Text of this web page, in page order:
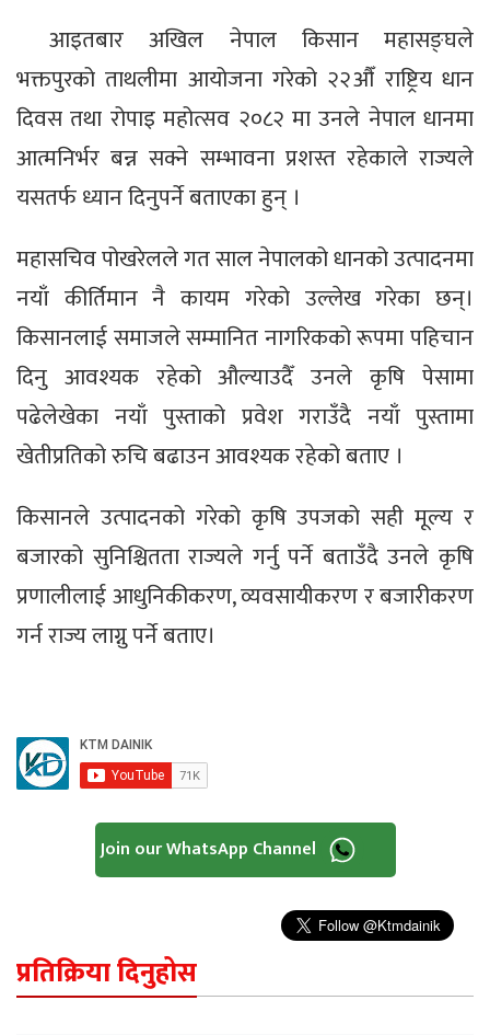
आइतबार अखिल नेपाल किसान महासङ्घले
भक्तपुरको ताथलीमा आयोजना गरेको २२औँ राष्ट्रिय धान
दिवस तथा रोपाइ महोत्सव २०८२ मा उनले नेपाल धानमा
आत्मनिर्भर बन्न सक्ने सम्भावना प्रशस्त रहेकाले राज्यले
यसतर्फ ध्यान दिनुपर्ने बताएका हुन् ।
महासचिव पोखरेलले गत साल नेपालको धानको उत्पादनमा
नयाँ कीर्तिमान नै कायम गरेको उल्लेख गरेका छन्।
किसानलाई समाजले सम्मानित नागरिकको रूपमा पहिचान
दिनु आवश्यक रहेको औल्याउदैँ उनले कृषि पेसामा
पढेलेखेका नयाँ पुस्ताको प्रवेश गराउँदै नयाँ पुस्तामा
खेतीप्रतिको रुचि बढाउन आवश्यक रहेको बताए ।
किसानले उत्पादनको गरेको कृषि उपजको सही मूल्य र
बजारको सुनिश्चितता राज्यले गर्नु पर्ने बताउँदै उनले कृषि
प्रणालीलाई आधुनिकीकरण, व्यवसायीकरण र बजारीकरण
गर्न राज्य लाग्नु पर्ने बताए।
Join our WhatsApp Channel
प्रतिक्रिया दिनुहोस